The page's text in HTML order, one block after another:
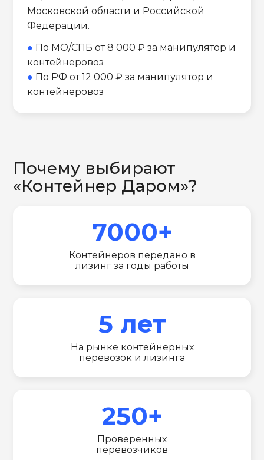
Московской области и Российской
Федерации.
● По МО/СПБ от 8 000 ₽ за манипулятор и
контейнеровоз
● По РФ от 12 000 ₽ за манипулятор и
контейнеровоз
Почему выбирают
«Контейнер Даром»?
7000+
Контейнеров передано в
лизинг за годы работы
5 лет
На рынке контейнерных
перевозок и лизинга
250+
Проверенных
перевозчиков